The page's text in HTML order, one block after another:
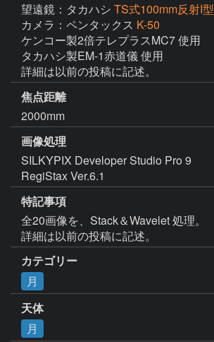
望遠鏡：タカハシ TS式100mm反射I型
カメラ：ペンタックス K-50
ケンコー製2倍テレプラスMC7 使用
タカハシ製EM-1赤道儀 使用
詳細は以前の投稿に記述。
焦点距離
2000mm
画像処理
SILKYPIX Developer Studio Pro 9
RegiStax Ver.6.1
特記事項
全20画像を、Stack＆Wavelet 処理。
詳細は以前の投稿に記述。
カテゴリー
月
天体
月